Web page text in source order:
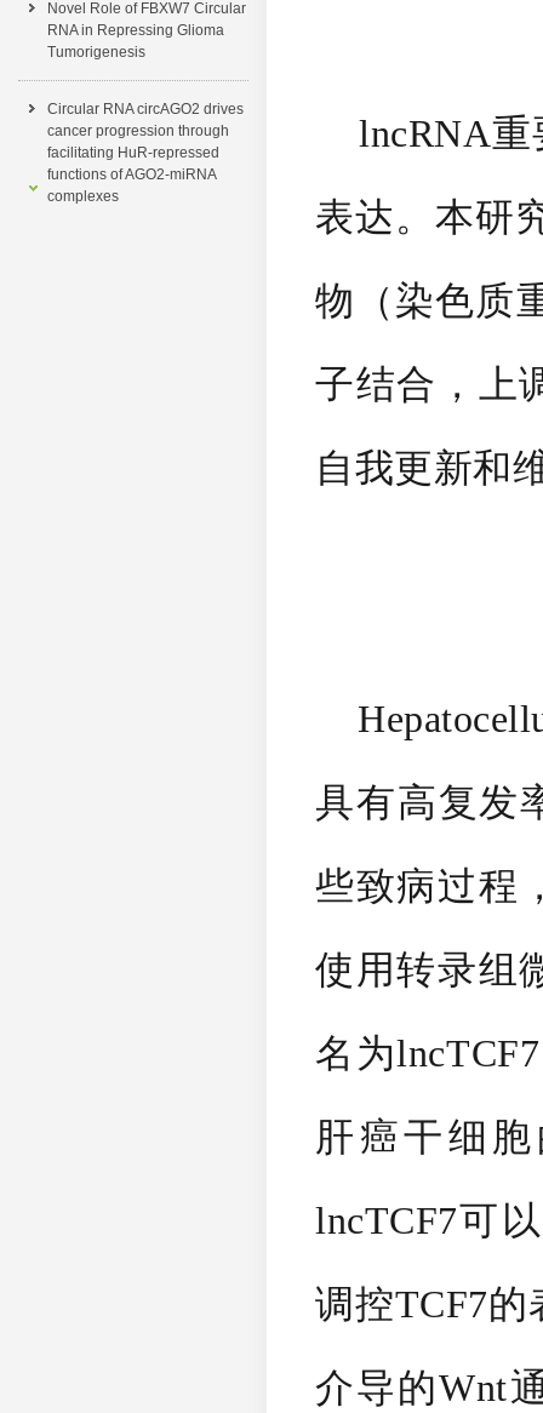
Novel Role of FBXW7 Circular
RNA in Repressing Glioma
Tumorigenesis
Circular RNA circAGO2 drives
cancer progression through
facilitating HuR-repressed
functions of AGO2-miRNA
complexes
lncRNA重
表达。本研
物（染色质
子结合，上
自我更新和
具有高复发
些致病过程
使用转录组
名为
肝癌干细
lncTCF7可
调控TCF7
介导的Wnt